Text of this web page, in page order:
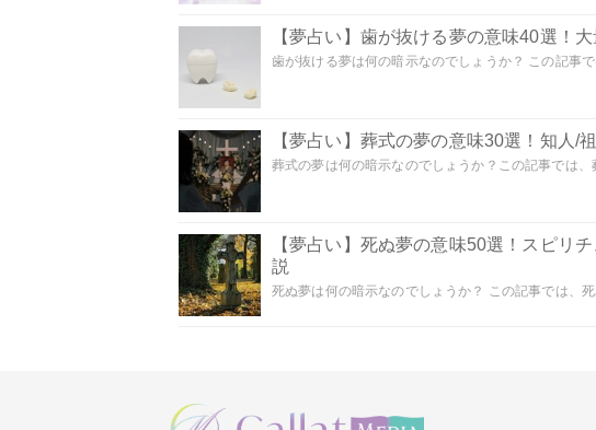
【夢占い】歯が抜ける夢の意味40選！
歯が抜ける夢は何の暗示なのでしょうか？ この記事で
【夢占い】葬式の夢の意味30選！知人/
葬式の夢は何の暗示なのでしょうか？この記事では、
【夢占い】死ぬ夢の意味50選！スピリ
説
死ぬ夢は何の暗示なのでしょうか？ この記事では、死